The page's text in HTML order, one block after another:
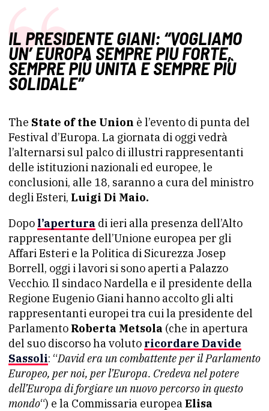
IL PRESIDENTE GIANI: “VOGLIAMO
UN’ EUROPA SEMPRE PIÙ FORTE,
SEMPRE PIÙ UNITA E SEMPRE PIÙ
SOLIDALE”
The State of the Union è l’evento di punta del
Festival d’Europa. La giornata di oggi vedrà
l’alternarsi sul palco di illustri rappresentanti
delle istituzioni nazionali ed europee, le
conclusioni, alle 18, saranno a cura del ministro
degli Esteri, Luigi Di Maio.
Dopo l’apertura di ieri alla presenza dell’Alto
rappresentante dell’Unione europea per gli
Affari Esteri e la Politica di Sicurezza Josep
Borrell, oggi i lavori si sono aperti a Palazzo
Vecchio. Il sindaco Nardella e il presidente della
Regione Eugenio Giani hanno accolto gli alti
rappresentanti europei tra cui la presidente del
Parlamento Roberta Metsola (che in apertura
del suo discorso ha voluto ricordare Davide
Sassoli: “David era un combattente per il Parlamento
Europeo, per noi, per l’Europa. Credeva nel potere
dell’Europa di forgiare un nuovo percorso in questo
mondo“) e la Commissaria europeaElisa